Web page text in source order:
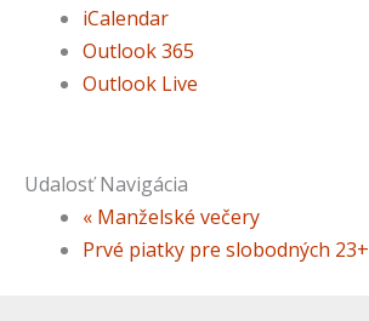
iCalendar
Outlook 365
Outlook Live
Udalosť Navigácia
« Manželské večery
Prvé piatky pre slobodných 23+